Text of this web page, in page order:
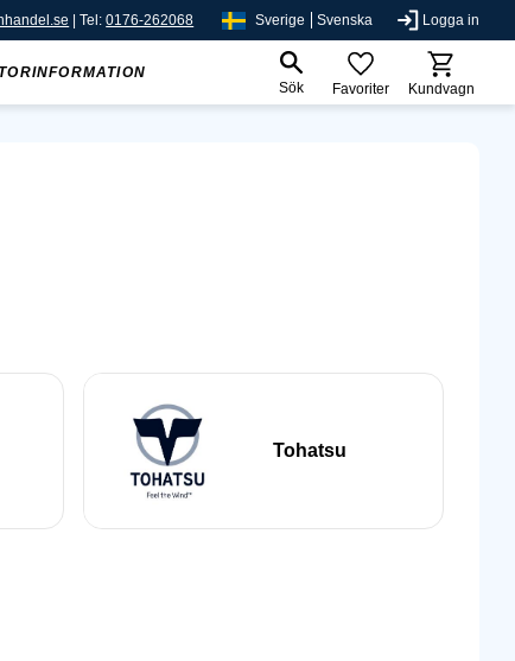
| Tel:0176-262068 Sverige Svenska Logga in
Sök
Favoriter Kundvagn
Tohatsu